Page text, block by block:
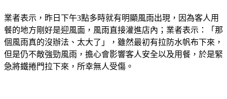
業者表示，昨日下午3點多時就有明顯風雨出現，因為客人用
餐的地方剛好是迎風面，風雨直接灌進店內；業者表示：「那
個風雨真的沒辦法、太大了」，雖然最初有拉防水帆布下來，
但是仍不敵強勁風雨，擔心會影響客人安全以及用餐，於是緊
急將鐵捲門拉下來，所幸無人受傷。